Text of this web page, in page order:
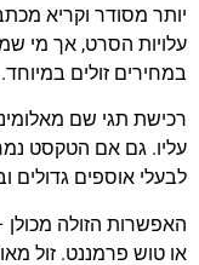
יותר מסודר וקריא
עלויות הסרט, אך מי
במחירים זולים במיוחד.
רכישת תגי שם
עליו. גם אם הטקסט
לבעלי אוספים גדולים
האפשרות הזולה
או טוש פרמננט. זול